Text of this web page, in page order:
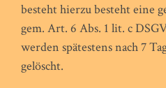
besteht hierzu besteht eine
gem. Art. 6 Abs. 1 lit. c
werden spätestens nach 7
gelöscht.